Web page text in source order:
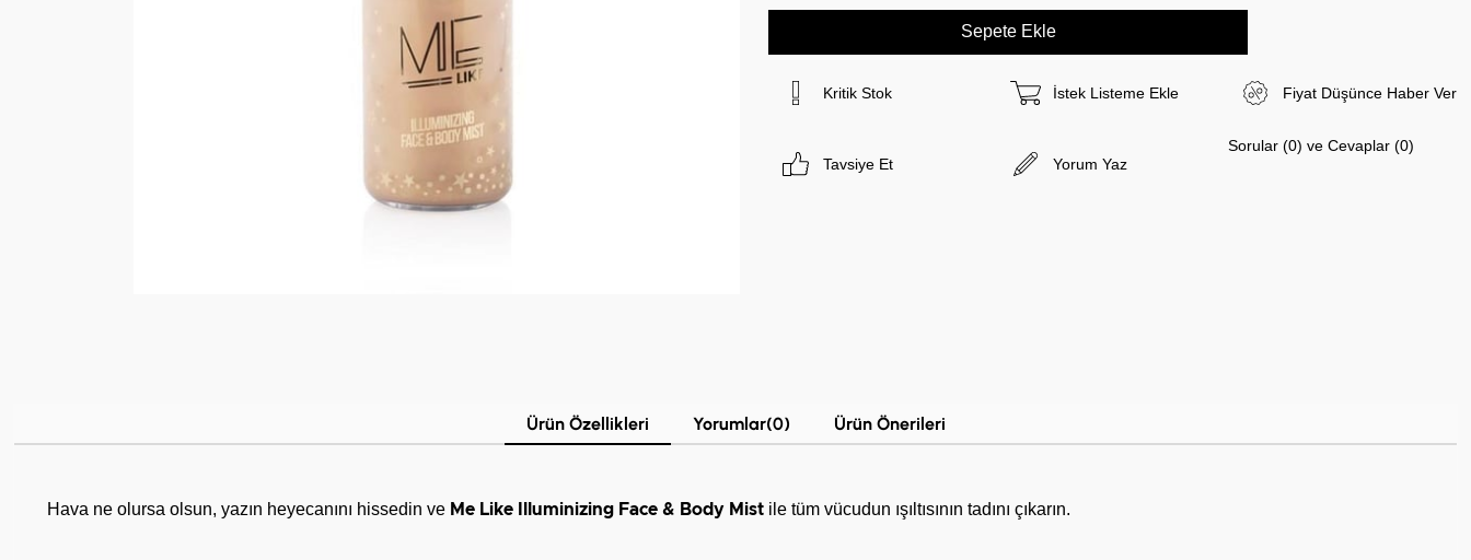
Kritik Stok İstek Listeme Ekle Fiyat Düşünce Haber Ver
Tavsiye Et Yorum Yaz
Sorular (0) ve Cevaplar (0)
Ürün Özellikleri Yorumlar(0) Ürün Önerileri
Hava ne olursa olsun, yazın heyecanını hissedin ve Me Like Illuminizing Face & Body Mist ile tüm vücudun ışıltısının tadını çıkarın.